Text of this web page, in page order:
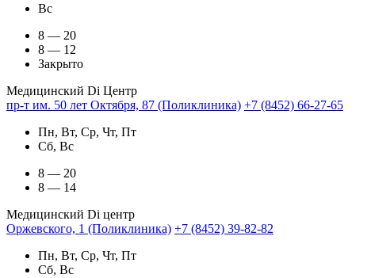
Вс
8 — 20
8 — 12
Закрыто
Медицинский Di Центр
пр-т им. 50 лет Октября, 87 (Поликлиника) +7 (8452) 66-27-65
Пн, Вт, Ср, Чт, Пт
Сб, Вс
8 — 20
8 — 14
Медицинский Di центр
Оржевского, 1 (Поликлиника) +7 (8452) 39-82-82
Пн, Вт, Ср, Чт, Пт
Сб, Вс